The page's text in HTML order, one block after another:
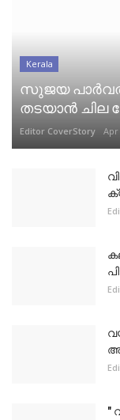
Kerala
സുജയ
തടയാൻ ചില
Editor CoverStory Apr
"